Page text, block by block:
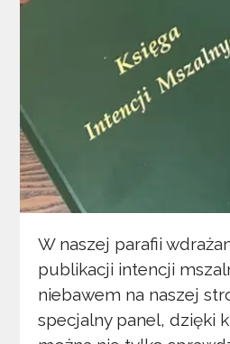
W naszej parafii
publikacji intencji
niebawem na naszej
specjalny panel, dzięki